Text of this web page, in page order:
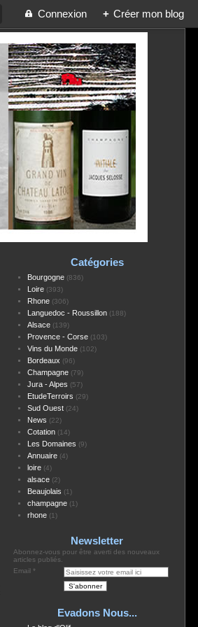
Connexion + Créer mon blog
Catégories
Bourgogne(836)
Loire(393)
Rhone(306)
Languedoc - Roussillon(188)
Alsace(139)
Provence - Corse(103)
Vins du Monde(102)
Bordeaux (96)
Champagne(79)
Jura - Alpes (57)
EtudeTerroirs (29)
Sud Ouest(24)
News (22)
Cotation(14)
Les Domaines (9)
Annuaire(4)
loire(4)
alsace(2)
Beaujolais (1)
champagne(1)
rhone(1)
Newsletter
Abonnez-vous pour être averti des nouveaux
articles publiés.
Email
Evadons Nous...